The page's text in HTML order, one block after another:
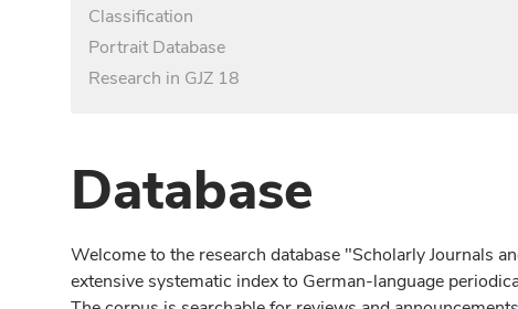
Classification
Portrait Database
Research in GJZ 18
Database
Welcome to the research database "Scholarly Journals
extensive systematic index to German-language